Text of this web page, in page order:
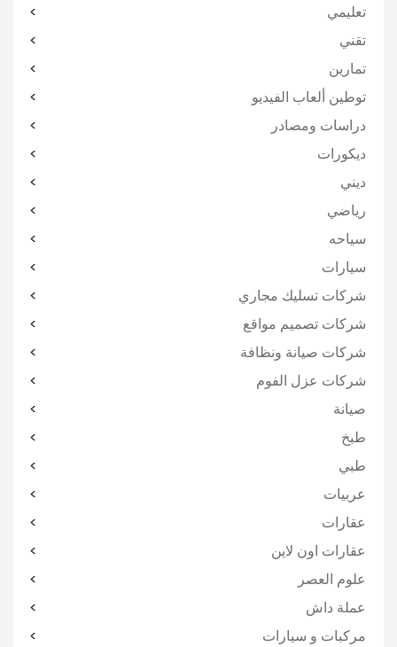
تعليمي
تقني
تمارين
توطين ألعاب الفيديو
دراسات ومصادر
ديكورات
ديني
رياضي
سياحه
سيارات
شركات تسليك مجاري
شركات تصميم مواقع
شركات صيانة ونظافة
شركات عزل الفوم
صيانة
طبخ
طبي
عربيات
عقارات
عقارات اون لاين
علوم العصر
عملة داش
مركبات و سيارات